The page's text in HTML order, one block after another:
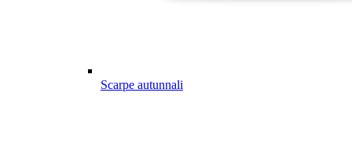
Scarpe autunnali